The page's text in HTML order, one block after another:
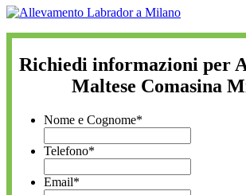
Richiedi informazioni per
Maltese Comasina
Nome e Cognome*
Telefono*
Email*